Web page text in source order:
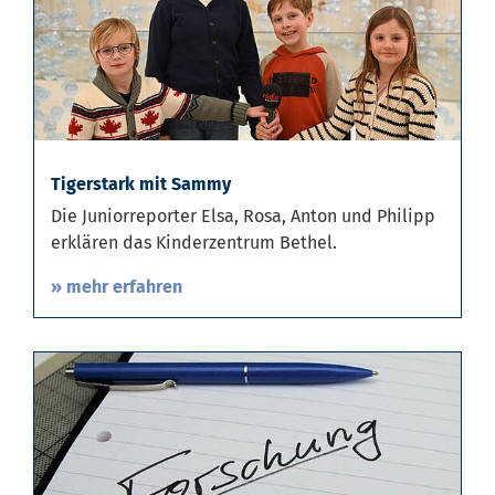
Tigerstark mit Sammy
Die Juniorreporter Elsa, Rosa, Anton und Philipp
erklären das Kinderzentrum Bethel.
» mehr erfahren